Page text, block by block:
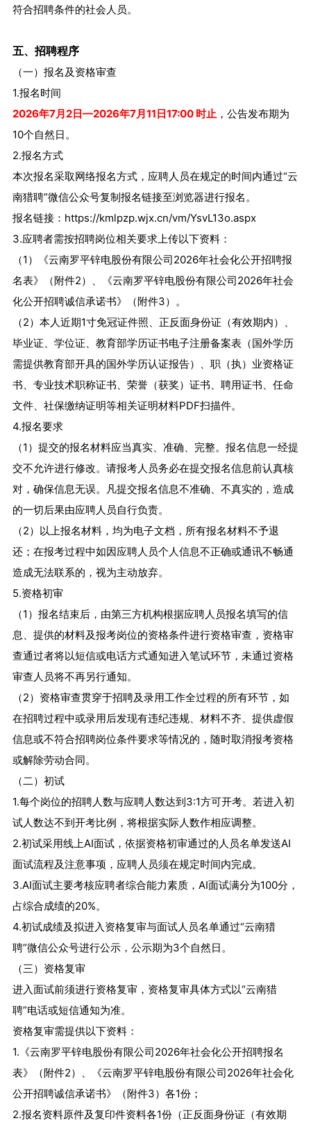
符合招聘条件的社会人员。
五、招聘程序
（一）报名及资格审查
1.报名时间
2026年7月2日—2026年7月11日17:00 时止 ，公告发布期为
10个自然日。
2.报名方式
本次报名采取网络报名方式，应聘人员在规定的时间内通过“云
南猎聘”微信公众号复制报名链接至浏览器进行报名。
报名链接：https://kmlpzp.wjx.cn/vm/YsvL13o.aspx
3.应聘者需按招聘岗位相关要求上传以下资料：
（1）《云南罗平锌电股份有限公司2026年社会化公开招聘报
名表》（附件2）、《云南罗平锌电股份有限公司2026年社会
化公开招聘诚信承诺书》（附件3）。
（2）本人近期1寸免冠证件照、正反面身份证（有效期内）、
毕业证、学位证、教育部学历证书电子注册备案表（国外学历
需提供教育部开具的国外学历认证报告）、职（执）业资格证
书、专业技术职称证书、荣誉（获奖）证书、聘用证书、任命
文件、社保缴纳证明等相关证明材料PDF扫描件。
4.报名要求
（1）提交的报名材料应当真实、准确、完整。报名信息一经提
交不允许进行修改。请报考人员务必在提交报名信息前认真核
对，确保信息无误。凡提交报名信息不准确、不真实的，造成
的一切后果由应聘人员自行负责。
（2）以上报名材料，均为电子文档，所有报名材料不予退
还；在报考过程中如因应聘人员个人信息不正确或通讯不畅通
造成无法联系的，视为主动放弃。
5.资格初审
（1）报名结束后，由第三方机构根据应聘人员报名填写的信
息、提供的材料及报考岗位的资格条件进行资格审查，资格审
查通过者将以短信或电话方式通知进入笔试环节，未通过资格
审查人员将不再另行通知。
（2）资格审查贯穿于招聘及录用工作全过程的所有环节，如
在招聘过程中或录用后发现有违纪违规、材料不齐、提供虚假
信息或不符合招聘岗位条件要求等情况的，随时取消报考资格
或解除劳动合同。
（二）初试
1.每个岗位的招聘人数与应聘人数达到3:1方可开考。若进入初
试人数达不到开考比例，将根据实际人数作相应调整。
2.初试采用线上AI面试，依据资格初审通过的人员名单发送AI
面试流程及注意事项，应聘人员须在规定时间内完成。
3.AI面试主要考核应聘者综合能力素质，AI面试满分为100分，
占综合成绩的20%。
4.初试成绩及拟进入资格复审与面试人员名单通过“云南猎
聘”微信公众号进行公示，公示期为3个自然日。
（三）资格复审
进入面试前须进行资格复审，资格复审具体方式以“云南猎
聘”电话或短信通知为准。
资格复审需提供以下资料：
1.《云南罗平锌电股份有限公司2026年社会化公开招聘报名
表》（附件2）、《云南罗平锌电股份有限公司2026年社会化
公开招聘诚信承诺书》（附件3）各1份；
2.报名资料原件及复印件资料各1份（正反面身份证（有效期